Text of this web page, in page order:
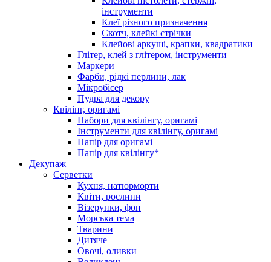
інструменти
Клеї різного призначення
Скотч, клейкі стрічки
Клейові аркуші, крапки, квадратики
Глітер, клей з глітером, інструменти
Маркери
Фарби, рідкі перлини, лак
Мікробісер
Пудра для декору
Квілінг, оригамі
Набори для квілінгу, оригамі
Інструменти для квілінгу, оригамі
Папір для оригамі
Папір для квілінгу*
Декупаж
Серветки
Кухня, натюрморти
Квіти, рослини
Візерунки, фон
Морська тема
Тварини
Дитяче
Овочі, оливки